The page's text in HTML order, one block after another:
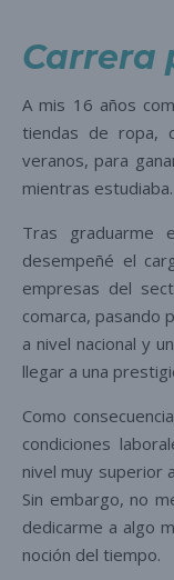
Carrera
A mis 16 años
tiendas de ropa,
veranos, para
mientras estudiaba.
Tras graduarme
desempeñé el
empresas del
comarca, pasando
a nivel nacional y
llegar a una
Como
condiciones
nivel muy superior
Sin embargo, no
dedicarme a algo
noción del tiempo.